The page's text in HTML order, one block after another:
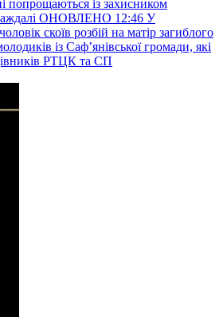
попрощаються із захисником
ОНОВЛЕНО 12:46 У
скоїв розбій на матір загиблого
із Саф’янівської громади, які
РТЦК та СП